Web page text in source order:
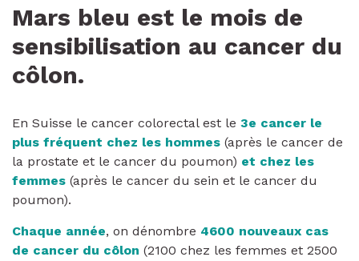
Mars bleu est le mois de
sensibilisation au cancer du
côlon.
En Suisse le cancer colorectal est le 3e cancer le
plus fréquent chez les hommes (après le cancer de
la prostate et le cancer du poumon) et chez les
femmes (après le cancer du sein et le cancer du
poumon).
Chaque année, on dénombre 4600 nouveaux cas
de cancer du côlon (2100 chez les femmes et 2500